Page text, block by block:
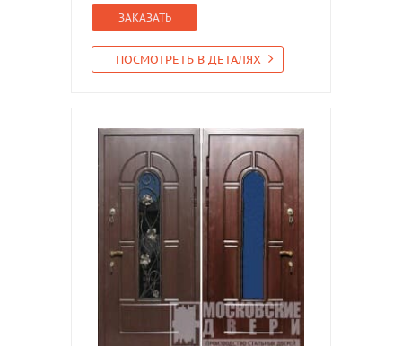
ЗАКАЗАТЬ
ПОСМОТРЕТЬ В ДЕТАЛЯХ